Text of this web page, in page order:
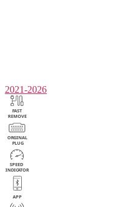
2021-2026